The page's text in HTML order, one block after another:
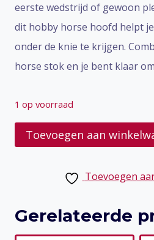
eerste wedstrijd of gewoon
dit hobby horse hoofd helpt
onder de knie te krijgen.
horse stok en je bent klaar
1 op voorraad
Hobby
Horse
Paardenhoofd
Elastiek
Toevoegen aan
Toevoegen
Gerelateerde